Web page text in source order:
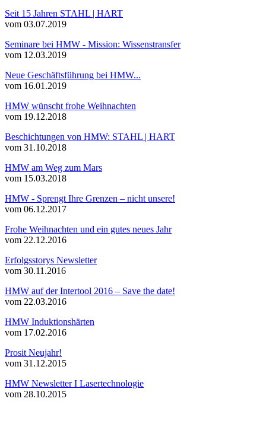
Seit 15 Jahren STAHL | HART
vom 03.07.2019
Seminare bei HMW - Mission: Wissenstransfer
vom 12.03.2019
Neue Geschäftsführung bei HMW...
vom 16.01.2019
HMW wünscht frohe Weihnachten
vom 19.12.2018
Beschichtungen von HMW: STAHL | HART
vom 31.10.2018
HMW am Weg zum Mars
vom 15.03.2018
HMW - Sprengt Ihre Grenzen – nicht unsere!
vom 06.12.2017
Frohe Weihnachten und ein gutes neues Jahr
vom 22.12.2016
Erfolgsstorys Newsletter
vom 30.11.2016
HMW auf der Intertool 2016 – Save the date!
vom 22.03.2016
HMW Induktionshärten
vom 17.02.2016
Prosit Neujahr!
vom 31.12.2015
HMW Newsletter I Lasertechnologie
vom 28.10.2015